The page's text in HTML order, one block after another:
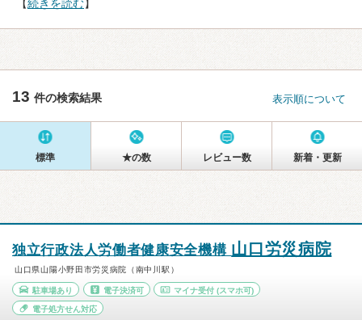
【続きを読む】
13 件の検索結果 表示順について
標準 ★の数 レビュー数 新着・更新
独立行政法人労働者健康安全機構 山口労災病院
山口県山陽小野田市労災病院（南中川駅）
駐車場あり 電子決済可 マイナ受付 (スマホ可)
電子処方せん対応